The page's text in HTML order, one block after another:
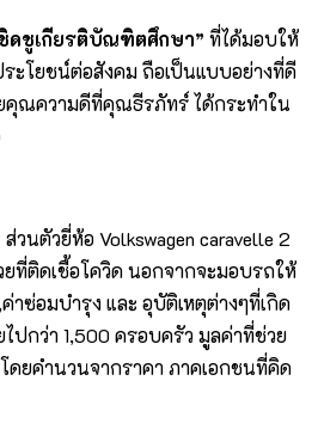
ชิดชูเกียรติบัณฑิตศึกษา” ที่ได้มอบให้
โยชน์ต่อสังคม ถือเป็นแบบอย่างที่ดี
คุณความดีที่คุณธีรภัทร์ ได้กระทำใน
วนตัวยี่ห้อ Volkswagen caravelle 2
ที่ติดเชื้อโควิด นอกจากจะมอบรถให้
าซ่อมบำรุง และ อุบัติเหตุต่างๆที่เกิด
ปกว่า 1,500 ครอบครัว มูลค่าที่ช่วย
ดยคำนวนจากราคา ภาคเอกชนที่คิด